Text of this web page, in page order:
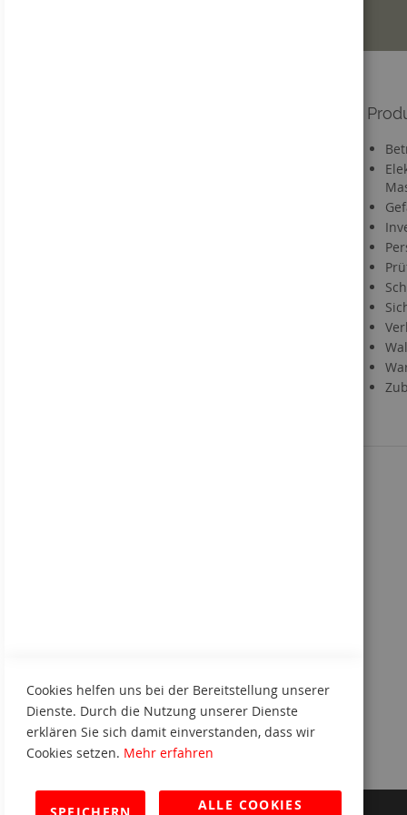
Kennenlern-Paket anfordern
Cookies helfen uns bei der Bereitstellung unserer
Dienste. Durch die Nutzung unserer Dienste
erklären Sie sich damit einverstanden, dass wir
Cookies setzen. Mehr erfahren
ALLE COOKIES